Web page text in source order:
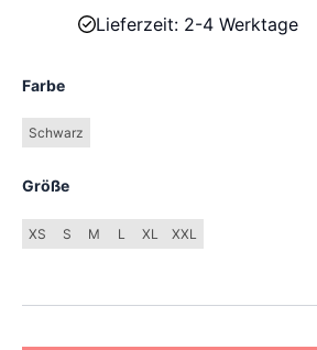
Lieferzeit: 2-4 Werktage
Farbe
Schwarz
Größe
XS S M L XL XXL